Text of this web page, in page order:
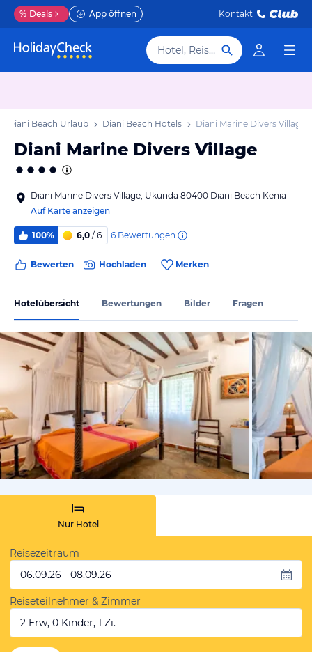
% Deals App öffnen Kontakt
Hotel, Reiseziel
Diani Beach Urlaub Diani Beach Hotels Diani Marine Divers Village
Diani Marine Divers Village
Diani Marine Divers Village, Ukunda 80400 Diani Beach Kenia
Auf Karte anzeigen
100% 6,0 / 6 6 Bewertungen
Bewerten Hochladen Merken
Hotelübersicht Bewertungen Bilder Fragen
von
Nur Hotel
Reisezeitraum
06.09.26 - 08.09.26
Reiseteilnehmer & Zimmer
2 Erw, 0 Kinder, 1 Zi.